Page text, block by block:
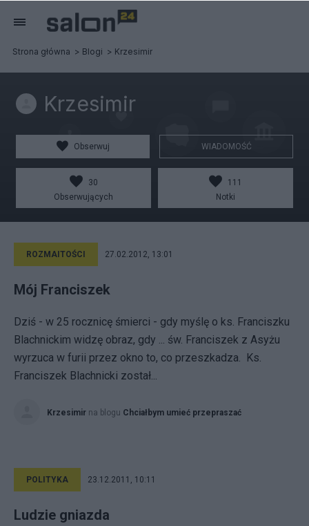
Strona główna Blogi Krzesimir
Krzesimir
Obserwuj WIADOMOŚĆ
30
Obserwujących
111
Notki
ROZMAITOŚCI 27.02.2012, 13:01
Mój Franciszek
Dziś - w 25 rocznicę śmierci - gdy myślę o ks. Franciszku
Blachnickim widzę obraz, gdy ... św. Franciszek z Asyżu
wyrzuca w furii przez okno to, co przeszkadza. Ks.
Franciszek Blachnicki został...
Krzesimir na blogu Chciałbym umieć przepraszać
POLITYKA 23.12.2011, 10:11
Ludzie gniazda